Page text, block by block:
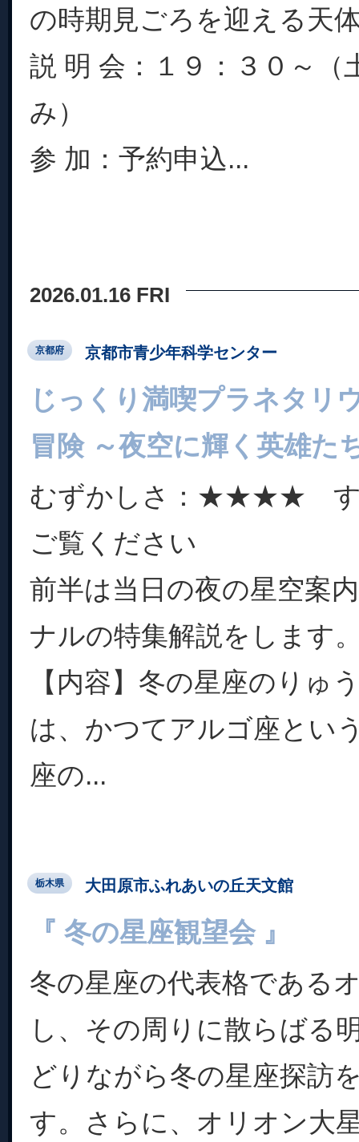
の時期見ごろを迎える天
説 明 会：１９：３０～（
み）
参 加：予約申込...
2026.01.16 FRI
京都府 京都市青少年科学センター
じっくり満喫プラネタリ
冒険 ～夜空に輝く英雄た
むずかしさ：★★★★ す
ご覧ください
前半は当日の夜の星空案
ナルの特集解説をします
【内容】冬の星座のりゅ
は、かつてアルゴ座とい
座の...
栃木県 大田原市ふれあいの丘天文館
『 冬の星座観望会 』
冬の星座の代表格である
し、その周りに散らばる
どりながら冬の星座探訪
す。さらに、オリオン大